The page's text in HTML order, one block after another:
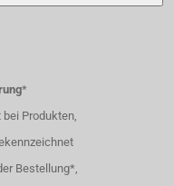
*
Produkten,
Bestellung*,